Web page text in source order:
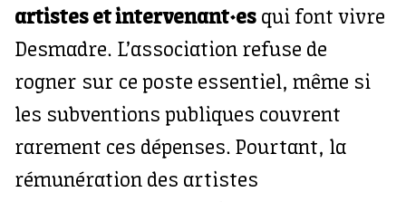
artistes et intervenant·es qui font vivre
Desmadre. L’association refuse de
rogner sur ce poste essentiel, même si
les subventions publiques couvrent
rarement ces dépenses. Pourtant, la
rémunération des artistes